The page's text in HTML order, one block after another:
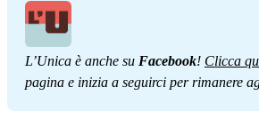
L’Unica è anche su Facebook! Clicca
pagina e inizia a seguirci per rimanere